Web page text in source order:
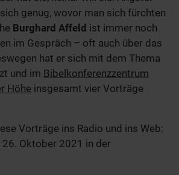
genug, wovor man sich fürchten
Burghard Affeld ist immer noch
im Gespräch – oft auch über das
hat er sich mit dem Thema
und im Bibelkonferenzzentrum
Höhe insgesamt vier Vorträge
Vorträge ins Radio und ins Web:
26. Oktober 2021 in der